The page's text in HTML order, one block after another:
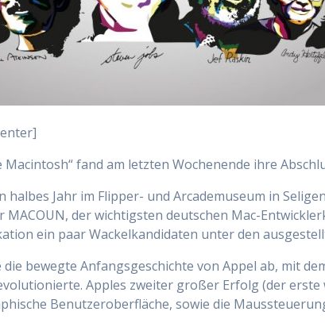
Macintosh“ fand am letzten Wochenende ihre
halbes Jahr im Flipper- und Arcademuseum in
MACOUN, der wichtigsten deutschen Mac-
ein paar Wackelkandidaten unter den
bewegte Anfangsgeschichte von Appel ab, mit
Apples zweiter großer Erfolg (der
Benutzeroberfläche, sowie die